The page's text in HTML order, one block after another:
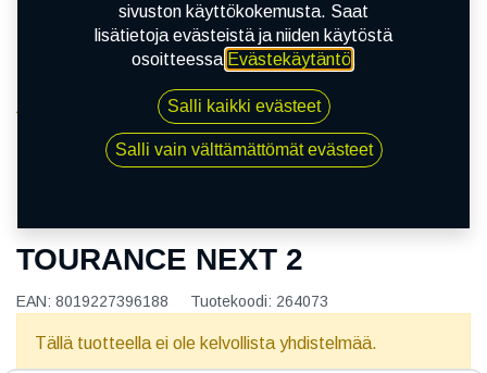
130/80R17 65V METZELER TOURANCE NEXT 2
TOURANCE NEXT 2
EAN: 8019227396188 Tuotekoodi: 264073
Tällä tuotteella ei ole kelvollista yhdistelmää.
sivuston käyttökokemusta. Saat
lisätietoja evästeistä ja niiden käytöstä
osoitteessa Evästekäytäntö.
Salli kaikki evästeet
Salli vain välttämättömät evästeet